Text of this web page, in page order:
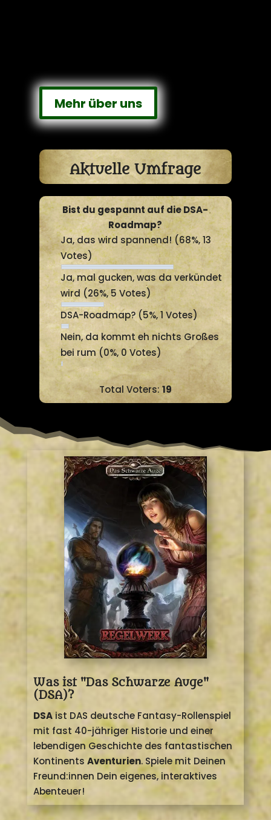
Mehr über uns
Aktuelle Umfrage
Bist du gespannt auf die DSA-
Roadmap?
Ja, das wird spannend!(68%, 13
Votes)
Ja, mal gucken, was da verkündet
wird (26%, 5 Votes)
DSA-Roadmap?(5%, 1 Votes)
Nein, da kommt eh nichts Großes
bei rum(0%, 0 Votes)
Was ist "Das Schwarze Auge"
(DSA)?
DSAist DAS deutsche Fantasy-Rollenspiel
mit fast 40-jähriger Historie und einer
lebendigen Geschichte des fantastischen
Kontinents
Aventurien . Spiele mit Deinen
Freund:innen Dein eigenes, interaktives